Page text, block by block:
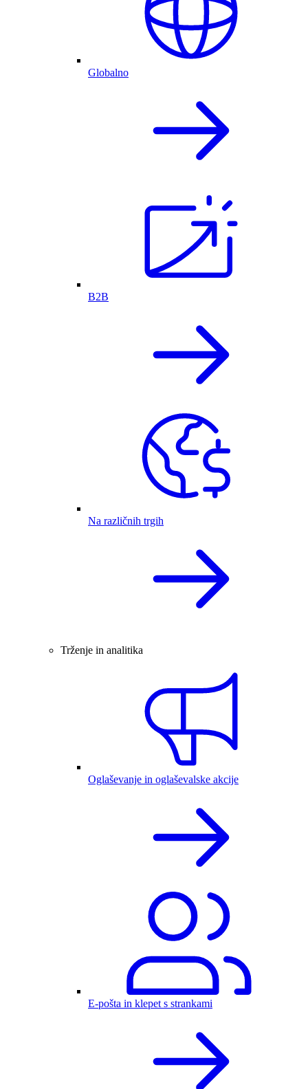
Globalno
B2B
Na različnih trgih
Trženje in analitika
Oglaševanje in oglaševalske akcije
E-pošta in klepet s strankami